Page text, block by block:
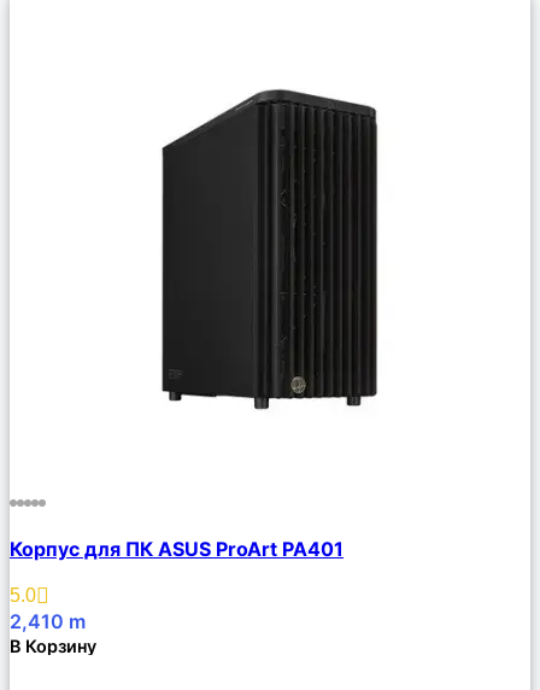
Описание
Избранное
Корпус для ПК ASUS ProArt PA401
5.0
2,410 m
В Корзину